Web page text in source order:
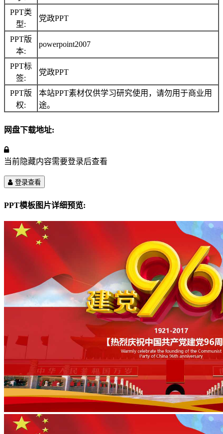
PPT类
型:
党政PPT
PPT版
本:
powerpoint2007
PPT标
签:
党政PPT
PPT版
权:
本站PPT素材仅供学习研究使用，请勿用于商业用
途。
网盘下载地址:
当前隐藏内容需要登录后查看
登录查看
PPT模板图片详细预览: